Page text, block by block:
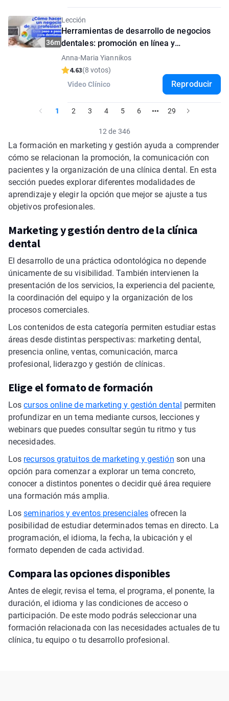
36m
Lección
Herramientas de desarrollo de negocios
dentales: promoción en línea y
construcción de marca. Lección
introductoria
Anna-Maria Yiannikos
4.63(8 votos)
Video Clínico
Reproducir
1 2 3 4 5 6 29
12 de 346
La formación en marketing y gestión ayuda a comprender
cómo se relacionan la promoción, la comunicación con
pacientes y la organización de una clínica dental. En esta
sección puedes explorar diferentes modalidades de
aprendizaje y elegir la opción que mejor se ajuste a tus
objetivos profesionales.
Marketing y gestión dentro de la clínica
dental
El desarrollo de una práctica odontológica no depende
únicamente de su visibilidad. También intervienen la
presentación de los servicios, la experiencia del paciente,
la coordinación del equipo y la organización de los
procesos comerciales.
Los contenidos de esta categoría permiten estudiar estas
áreas desde distintas perspectivas: marketing dental,
presencia online, ventas, comunicación, marca
profesional, liderazgo y gestión de clínicas.
Elige el formato de formación
Loscursos online de marketing y gestión dental permiten
profundizar en un tema mediante cursos, lecciones y
webinars que puedes consultar según tu ritmo y tus
necesidades.
Los recursos gratuitos de marketing y gestión son una
opción para comenzar a explorar un tema concreto,
conocer a distintos ponentes o decidir qué área requiere
una formación más amplia.
Losseminarios y eventos presencialesofrecen la
posibilidad de estudiar determinados temas en directo. La
programación, el idioma, la fecha, la ubicación y el
formato dependen de cada actividad.
Compara las opciones disponibles
Antes de elegir, revisa el tema, el programa, el ponente, la
duración, el idioma y las condiciones de acceso o
participación. De este modo podrás seleccionar una
formación relacionada con las necesidades actuales de tu
clínica, tu equipo o tu desarrollo profesional.